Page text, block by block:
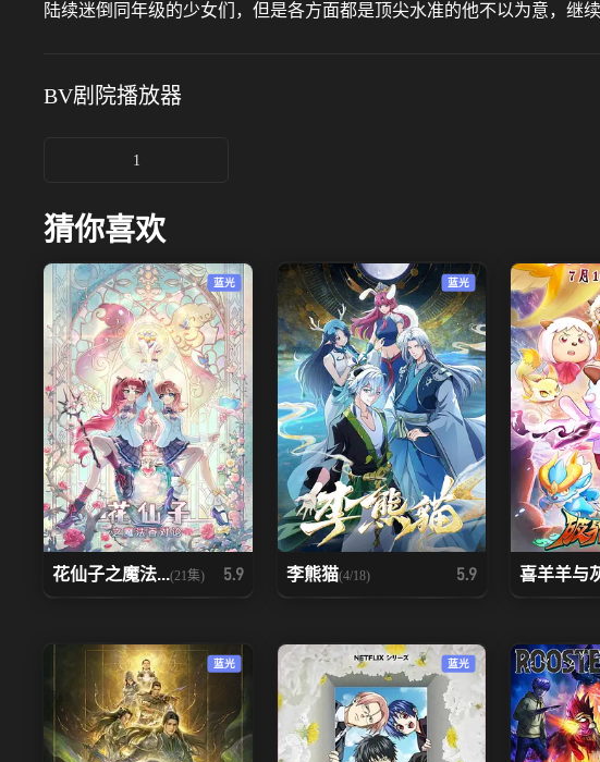
陆续迷倒同年级的少女们，但是各方面都是顶尖水准的他不以为意，
BV剧院播放器
1
猜你喜欢
蓝光
花仙子之魔法...(21集) 5.9
蓝光
李熊猫(4/18) 5.9 喜羊羊与
蓝光 蓝光